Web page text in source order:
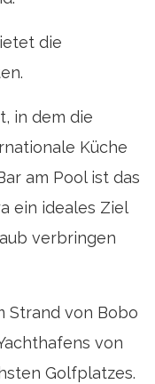
die
in dem die
Küche
am Pool ist das
ein ideales Ziel
verbringen
Strand von Bobo
von
Golfplatzes.